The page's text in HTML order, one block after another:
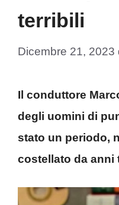
terribili
Dicembre 21, 2023
Il conduttore
degli uomini di
stato un periodo,
costellato da anni